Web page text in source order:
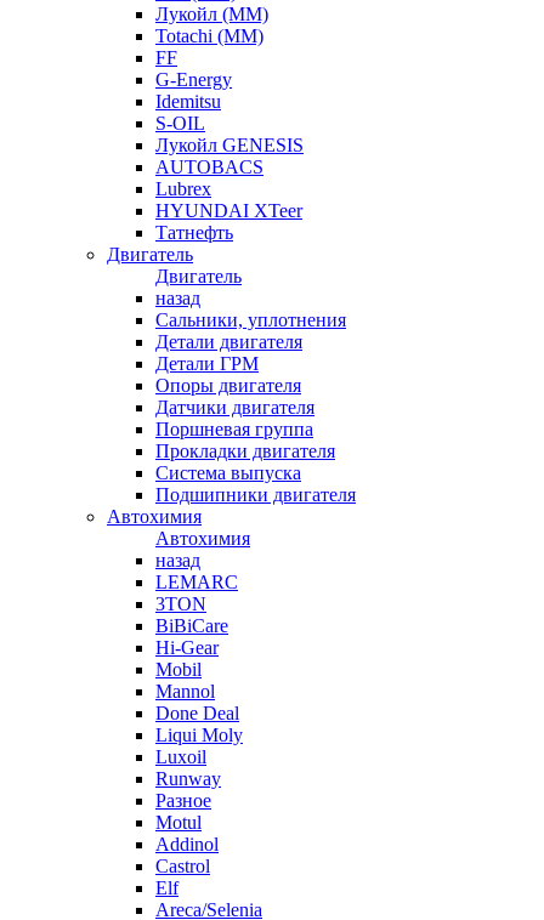
Лукойл (ММ)
Totachi (MM)
FF
G-Energy
Idemitsu
S-OIL
Лукойл GENESIS
AUTOBACS
Lubrex
HYUNDAI XTeer
Татнефть
Двигатель
Двигатель
назад
Сальники, уплотнения
Детали двигателя
Детали ГРМ
Опоры двигателя
Датчики двигателя
Поршневая группа
Прокладки двигателя
Система выпуска
Подшипники двигателя
Автохимия
Автохимия
назад
LEMARC
3TON
BiBiCare
Hi-Gear
Mobil
Mannol
Done Deal
Liqui Moly
Luxoil
Runway
Разное
Motul
Addinol
Castrol
Elf
Areca/Selenia